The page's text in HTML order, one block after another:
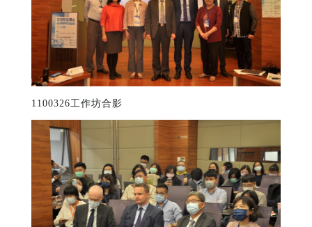
1100326工作坊合影